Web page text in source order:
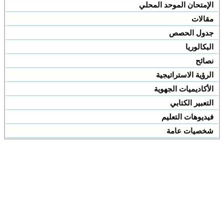
الإمتحان الموحد المحلي
مقالات
جدول الحصص
البكالوريا
نصائح
الرؤية الاستراتيجية
الأكاديميات الجهوية
التعبير الكتابي
فيديوهات التعليم
شخصيات عامة